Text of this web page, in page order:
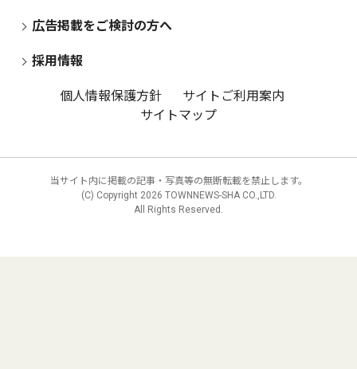
広告掲載をご検討の方へ
採用情報
個人情報保護方針
サイトご利用案内
サイトマップ
当サイト内に掲載の記事・写真等の無断転載を禁止します。
(C) Copyright 2026 TOWNNEWS-SHA CO.,LTD.
All Rights Reserved.